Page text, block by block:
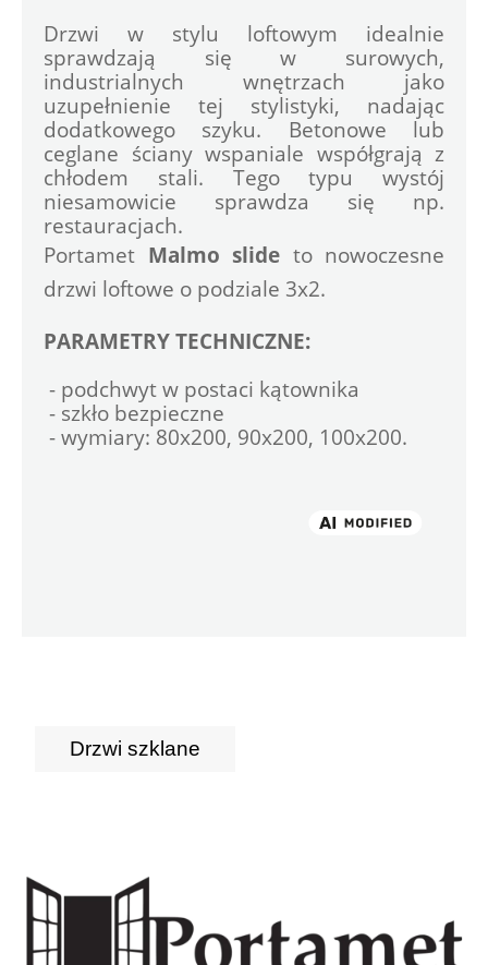
Drzwi w stylu loftowym idealnie
sprawdzają się w surowych,
industrialnych wnętrzach jako
uzupełnienie tej stylistyki, nadając
dodatkowego szyku. Betonowe lub
ceglane ściany wspaniale współgrają z
chłodem stali. Tego typu wystój
niesamowicie sprawdza się np.
Portamet Malmo slide to nowoczesne
drzwi loftowe o podziale 3x2.
PARAMETRY TECHNICZNE:
- podchwyt w postaci kątownika
- szkło bezpieczne
- wymiary: 80x200, 90x200, 100x200.
Drzwi szklane